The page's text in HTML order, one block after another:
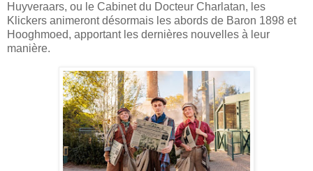
Huyveraars, ou le Cabinet du Docteur Charlatan, les
Klickers animeront désormais les abords de Baron 1898 et
Hooghmoed, apportant les dernières nouvelles à leur
manière.